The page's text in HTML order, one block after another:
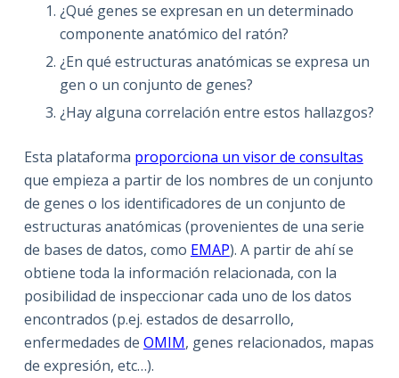
¿Qué genes se expresan en un determinado
componente anatómico del ratón?
¿En qué estructuras anatómicas se expresa un
gen o un conjunto de genes?
¿Hay alguna correlación entre estos hallazgos?
Esta plataforma proporciona un visor de consultas
que empieza a partir de los nombres de un conjunto
de genes o los identificadores de un conjunto de
estructuras anatómicas (provenientes de una serie
de bases de datos, como EMAP). A partir de ahí se
obtiene toda la información relacionada, con la
posibilidad de inspeccionar cada uno de los datos
encontrados (p.ej. estados de desarrollo,
enfermedades de OMIM, genes relacionados, mapas
de expresión, etc…).